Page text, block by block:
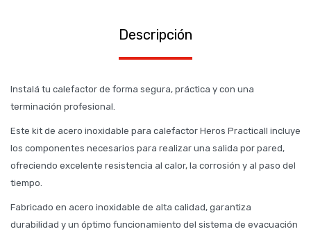
Descripción
Instalá tu calefactor de forma segura, práctica y con una
terminación profesional.
Este kit de acero inoxidable para calefactor Heros Practicall incluye
los componentes necesarios para realizar una salida por pared,
ofreciendo excelente resistencia al calor, la corrosión y al paso del
tiempo.
Fabricado en acero inoxidable de alta calidad, garantiza
durabilidad y un óptimo funcionamiento del sistema de evacuación